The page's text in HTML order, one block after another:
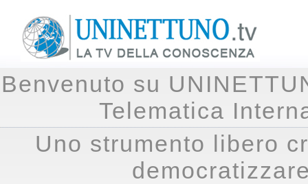
Benvenuto su
Telematica
Uno strumento libero